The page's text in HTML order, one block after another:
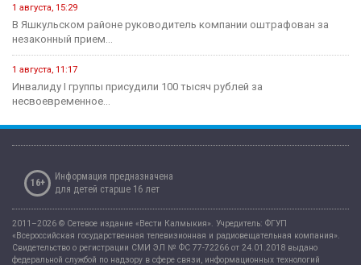
1 августа, 15:29
В Яшкульском районе руководитель компании оштрафован за
незаконный прием...
1 августа, 11:17
Инвалиду I группы присудили 100 тысяч рублей за
несвоевременное...
16+
Информация предназначена
для детей старше 16 лет
2011–2026 © Сетевое издание «Вести Калмыкия». Учредитель: ФГУП
«Всероссийская государственная телевизионная и радиовещательная компания».
Свидетельство о регистрации СМИ ЭЛ № ФС 77-72266 от 24.01.2018 выдано
федеральной службой по надзору в сфере связи, информационных технологий